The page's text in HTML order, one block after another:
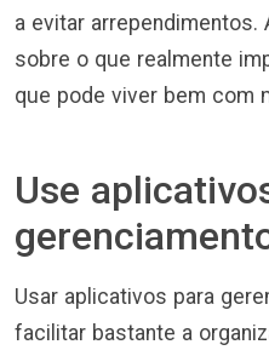
a evitar
sobre o que realmente
que pode viver bem com
Use
Usar aplicativos para
facilitar bastante a